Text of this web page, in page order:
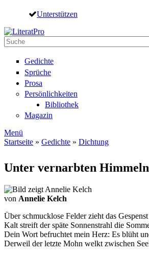
Direkt zum Inhalt
Unterstützen
Suche
Gedichte
Sprüche
Prosa
Persönlichkeiten
Bibliothek
Magazin
Menü
Startseite » Gedichte » Dichtung
Unter vernarbten
von Annelie Kelch
Über schmucklose Felder zieht das
Kalt streift der späte Sonnenstrahl die
Dein Wort befruchtet mein Herz: Es blüht
Derweil der letzte Mohn welkt zwischen